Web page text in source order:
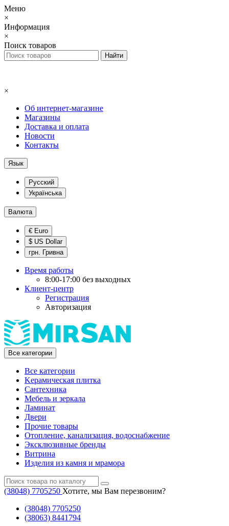
Меню
×
Информация
×
Поиск товаров
×
Об интернет-магазине
Магазины
Доставка и оплата
Новости
Контакты
Язык
Русский
Українська
Валюта
€ Euro
$ US Dollar
грн. Гривна
Время работы
8:00-17:00 без выходных
Клиент-центр
Регистрация
Авторизация
Все категории
Все категории
Kерамическая плитка
Cантехника
Мебель и зеркала
Ламинат
Двери
Прочие товары
Отопление, канализация, водоснабжение
Эксклюзивные бренды
Витрина
Изделия из камня и мрамора
(38048) ‎7705250 Хотите, мы Вам перезвоним?
(38048) ‎7705250
(38063) 8441794